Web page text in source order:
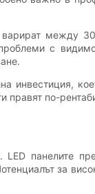
варират между
с
инвестиция,
правят по-
панелите
за